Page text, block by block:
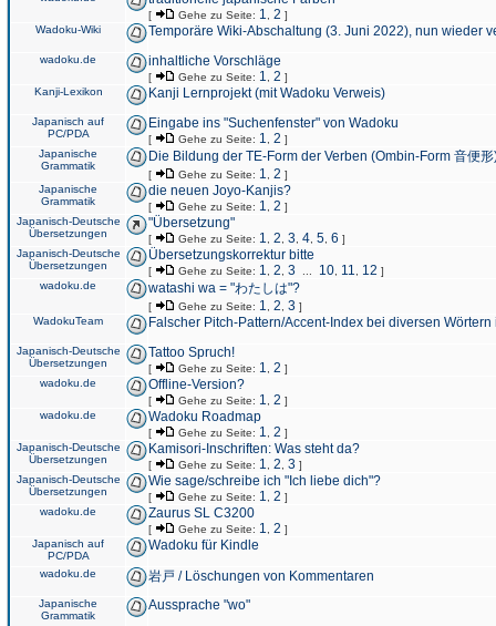
[ Gehe zu Seite: 1 2 ]
Wadoku-Wiki
Temporäre Wiki-Abschaltung (3. Juni 2022), nun wieder
wadoku.de inhaltliche Vorschläge
[ Gehe zu Seite: 1 2 ]
Kanji-Lexikon
Kanji Lernprojekt (mit Wadoku Verweis)
Japanisch auf
PC/PDA
Eingabe ins "Suchenfenster" von Wadoku
[ Gehe zu Seite: 1 2 ]
Japanische
Grammatik
Die Bildung der TE-Form der Verben (Ombin-Form 音便形
[ Gehe zu Seite: 1 2 ]
Japanische
Grammatik
die neuen Joyo-Kanjis?
[ Gehe zu Seite: 1 2 ]
Japanisch-Deutsche
Übersetzungen
"Übersetzung"
[ Gehe zu Seite: 1 2 3 4 5 6 ]
Japanisch-Deutsche
Übersetzungen
Übersetzungskorrektur bitte
[ Gehe zu Seite: 1 2 3 10 11 12 ]
wadoku.de
watashi wa = "わたしは"?
[ Gehe zu Seite: 1 2 3 ]
WadokuTeam
Falscher Pitch-Pattern/Accent-Index bei diversen
Japanisch-Deutsche
Übersetzungen
Tattoo Spruch!
[ Gehe zu Seite: 1 2 ]
wadoku.de
Offline-Version?
[ Gehe zu Seite: 1 2 ]
wadoku.de
Wadoku Roadmap
[ Gehe zu Seite: 1 2 ]
Japanisch-Deutsche
Übersetzungen
Kamisori-Inschriften: Was steht da?
[ Gehe zu Seite: 1 2 3 ]
Japanisch-Deutsche
Übersetzungen
Wie sage/schreibe ich "Ich liebe dich"?
[ Gehe zu Seite: 1 2 ]
wadoku.de
Zaurus SL C3200
[ Gehe zu Seite: 1 2 ]
Japanisch auf
PC/PDA
Wadoku für Kindle
wadoku.de 岩戸 / Löschungen von Kommentaren
Japanische
Grammatik
Aussprache "wo"